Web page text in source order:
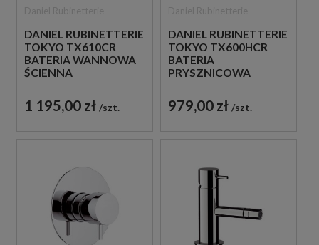
DANIEL RUBINETTERIE
TOKYO TX610CR
BATERIA WANNOWA
ŚCIENNA
CHROM
1 195,00 zł szt.
DANIEL RUBINETTERIE
TOKYO TX600HCR
BATERIA
PRYSZNICOWA
JEDNOUCHWYTOWA
CHROM
979,00 zł szt.